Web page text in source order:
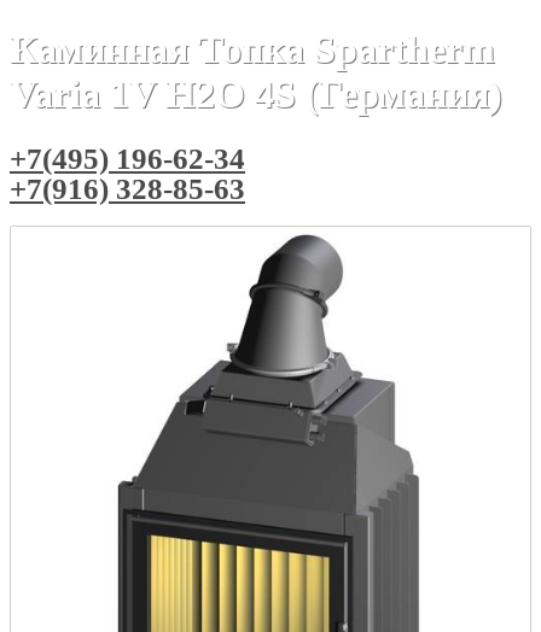
Каминная Топка Spartherm
Varia 1V H2O 4S (Германия)
+7(495) 196-62-34
+7(916) 328-85-63